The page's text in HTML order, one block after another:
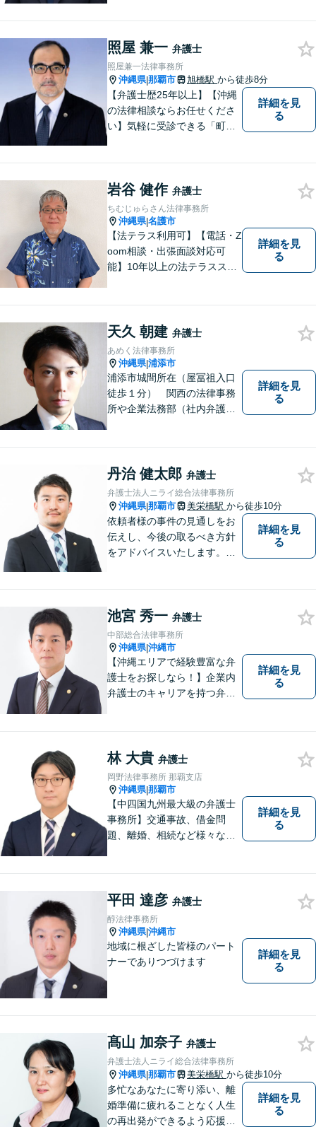
い！
照屋 兼一 弁護士
照屋兼一法律事務所
沖縄県|那覇市 旭橋駅 から徒歩8分
【弁護士歴25年以上】【沖縄
の法律相談ならお任せくださ
い】気軽に受診できる「町医
かし、ひとりでも多く悩まれ
ている方を救います。ぜひご
相談ください。
詳細を見
る
岩谷 健作 弁護士
ちむじゅらさん法律事務所
沖縄県|名護市
【法テラス利用可】【電話・Z
oom相談・出張面談対応可
能】10年以上の法テラススタ
談にも親身に寄り添い、あな
たの未来を全力でサポートい
たします【沖縄北部エリア・
名護市】
詳細を見
る
天久 朝建 弁護士
あめく法律事務所
沖縄県|浦添市
浦添市城間所在（屋冨祖入口
徒歩１分） 関西の法律事務
所や企業法務部（社内弁護士
詳細を見
る
丹治 健太郎 弁護士
弁護士法人ニライ総合法律事務所
沖縄県|那覇市 美栄橋駅 から徒歩10分
依頼者様の事件の見通しをお
伝えし、今後の取るべき方針
をアドバイスいたします。徹
詳細を見
る
池宮 秀一 弁護士
中部総合法律事務所
沖縄県|沖縄市
【沖縄エリアで経験豊富な弁
護士をお探しなら！】企業内
弁護士のキャリアを持つ弁護
ります。スピード感を持っ
て、かつ丁寧な対応を心がけ
ていますので、ぜひ気兼ねな
くご相談ください。
詳細を見
る
林 大貴 弁護士
岡野法律事務所 那覇支店
沖縄県|那覇市
【中四国九州最大級の弁護士
事務所】交通事故、借金問
題、離婚、相続など様々な問
い！
詳細を見
る
平田 達彦 弁護士
醇法律事務所
沖縄県|沖縄市
地域に根ざした皆様のパート
ナーでありつづけます
詳細を見
る
髙山 加奈子 弁護士
弁護士法人ニライ総合法律事務所
沖縄県|那覇市 美栄橋駅 から徒歩10分
多忙なあなたに寄り添い、離
婚準備に疲れることなく人生
の再出発ができるよう応援し
詳細を見
る